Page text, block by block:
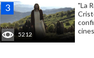
5212
"La